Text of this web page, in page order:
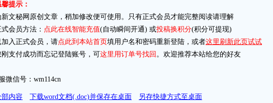
提示：
秘网原创文章，稍加修改便可使用。只有正式会员才能完整阅读请理解
员方法： 点此在线智能充值(自动瞬间开通) 或投稿换积分(积分可提现)
入正式会员，请点此到本站首页填用户名和密码重新登陆，或者这里刷新此页试试
付成功而忘记登陆账号，可这里用订单号找回 。欢迎推荐本站给您的好友
信号：wm114cn
内容 下载word文档(.doc)并保存在桌面 另存快捷方式至桌面